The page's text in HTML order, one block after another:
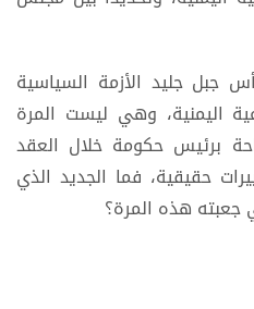
جبل جليد الأزمة السياسية
اليمنية، وهي ليست المرة
برئيس حكومة خلال العقد
حقيقية، فما الجديد الذي
جعبته هذه المرة؟